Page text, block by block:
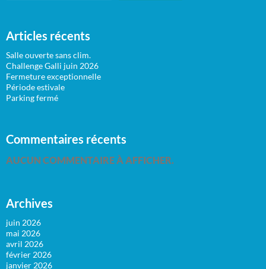
Articles récents
Salle ouverte sans clim.
Challenge Galli juin 2026
Fermeture exceptionnelle
Période estivale
Parking fermé
Commentaires récents
AUCUN COMMENTAIRE À AFFICHER.
Archives
juin 2026
mai 2026
avril 2026
février 2026
janvier 2026